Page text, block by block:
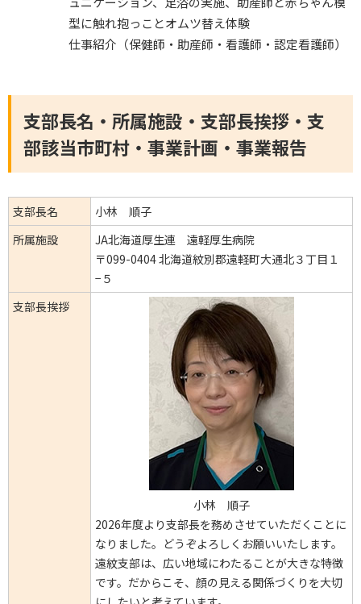
型に触れ抱っことオムツ替え体験
仕事紹介（保健師・助産師・看護師・認定看護師）
支部長名・所属施設・支部長挨拶・支
部該当市町村・事業計画・事業報告
支部長名
小林 順子
所属施設
JA北海道厚生連 遠軽厚生病院
〒099-0404 北海道紋別郡遠軽町大通北３丁目１
−５
支部長挨拶
小林 順子
2026年度より支部長を務めさせていただくことに
なりました。どうぞよろしくお願いいたします。
遠紋支部は、広い地域にわたることが大きな特徴
です。だからこそ、顔の見える関係づくりを大切